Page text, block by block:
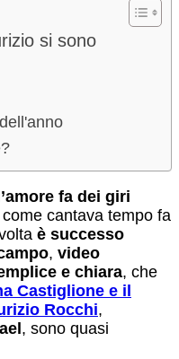
si sono
l’amore fa dei giri
cantava tempo fa
è successo
, video
e chiara, che
Castiglione e il
Rocchi,
, sono quasi